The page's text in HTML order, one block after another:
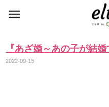
『あざ婚～あの子が結
2022-09-15